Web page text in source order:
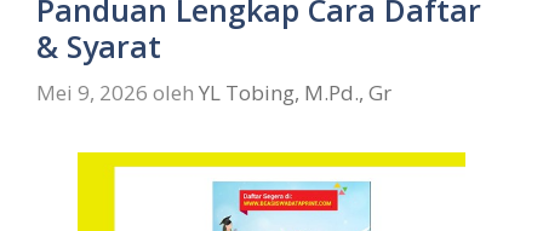
Panduan Lengkap Cara Daftar
& Syarat
Mei 9, 2026 oleh YL Tobing, M.Pd., Gr